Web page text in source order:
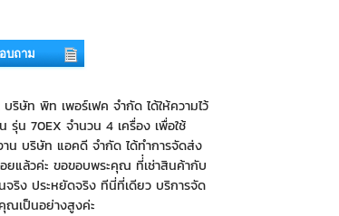
ริษัท พิท เพอร์เฟค จำกัด ได้ให้ความไว้
รุ่น 70EX จำนวน 4 เครื่อง เพื่อใช้
าน บริษัท แอคดี จำกัด ได้ทำการจัดส่ง
ยแล้วค่ะ ขอขอบพระคุณ ที่่เช่าสินค้ากับ
จริง ประหยัดจริง ทีนี่ที่เดียว บริการจัด
เป็นอย่างสูงค่ะ